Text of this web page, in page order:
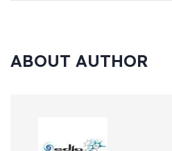
ABOUT AUTHOR